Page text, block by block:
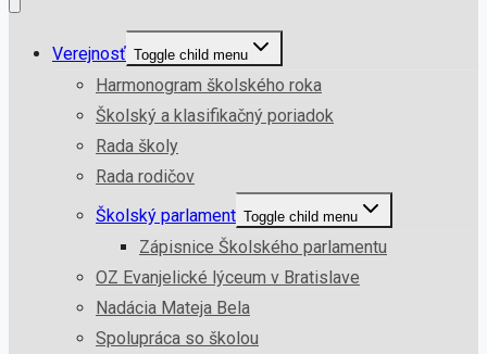
Verejnosť Toggle child menu
Harmonogram školského roka
Školský a klasifikačný poriadok
Rada školy
Rada rodičov
Školský parlament Toggle child menu
Zápisnice Školského parlamentu
OZ Evanjelické lýceum v Bratislave
Nadácia Mateja Bela
Spolupráca so školou